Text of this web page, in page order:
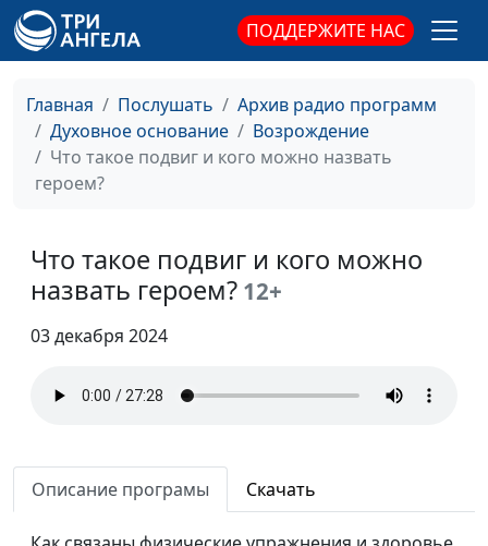
ПОДДЕРЖИТЕ НАС
Главная Послушать
Архив радио программ
Духовное основание
Возрождение
Что такое подвиг и кого можно назвать
героем?
Что такое подвиг и кого можно
назвать героем? 12+
03 декабря 2024
Описание програмы Скачать
Реальность
Армен Матевосян,
Откуда у Господа
шрамы?
Армен Матевосян,
священнослужитель
Домостроительство
ресурсами
Что такое престол
Божий
Ропот народа
Божьего: как
реагировать на
проблемы
#394
Эффект бабочки и